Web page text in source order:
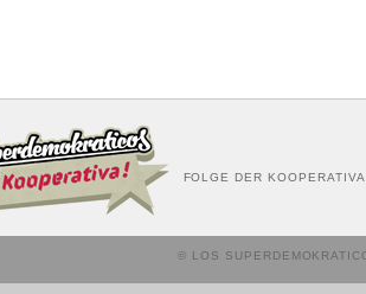
FOLGE DER
© LOS